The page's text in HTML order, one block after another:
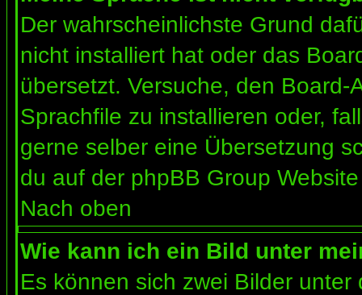
Der wahrscheinlichste Grund
nicht installiert hat oder das
übersetzt. Versuche, den
Sprachfile zu installieren oder,
gerne selber eine Übersetzung
du auf der phpBB Group
Nach oben
Wie kann ich ein Bild unter
Es können sich zwei Bilder